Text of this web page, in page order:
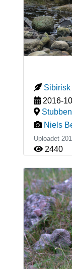
2016-
Niels
Uploadet
2440